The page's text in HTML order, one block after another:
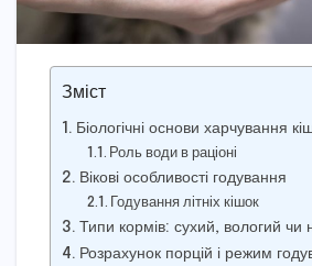
Зміст
Біологічні основи харчування
Роль води в раціоні
Вікові особливості годування
Годування літніх кішок
Типи кормів: сухий, вологий чи
Розрахунок порцій і режим